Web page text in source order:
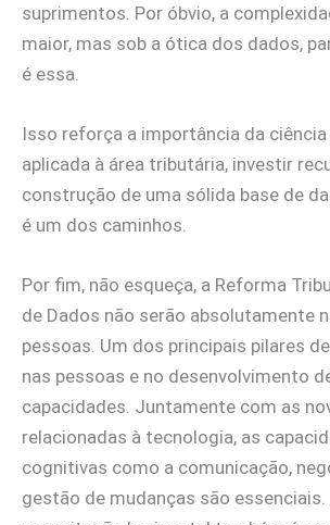
suprimentos. Por óbvio, a
maior, mas sob a ótica dos dados,
é essa.
Isso reforça a importância da
aplicada à área tributária, investir
construção de uma sólida base de
é um dos caminhos.
Por fim, não esqueça, a Reforma
de Dados não serão absolutamente
pessoas. Um dos principais pilares
nas pessoas e no desenvolvimento
capacidades. Juntamente com as
relacionadas à tecnologia, as
cognitivas como a comunicação,
gestão de mudanças são essenciais.